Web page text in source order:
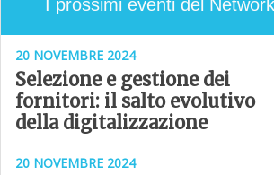
I prossimi eventi del
20 NOVEMBRE 2024
Selezione e gestione dei
fornitori: il salto evolutivo
della digitalizzazione
20 NOVEMBRE 2024